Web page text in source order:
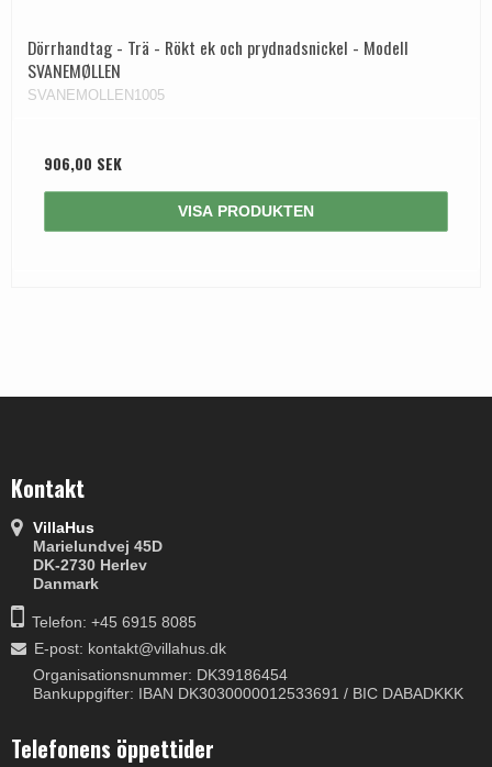
Dörrhandtag - Trä - Rökt ek och prydnadsnickel - Modell
SVANEMØLLEN
SVANEMOLLEN1005
906,00 SEK
VISA PRODUKTEN
Kontakt
VillaHus
Marielundvej 45D
DK-2730 Herlev
Danmark
Telefon: +45 6915 8085
E-post: kontakt@villahus.dk
Organisationsnummer: DK39186454
Bankuppgifter: IBAN DK3030000012533691 / BIC DABADKKK
Telefonens öppettider